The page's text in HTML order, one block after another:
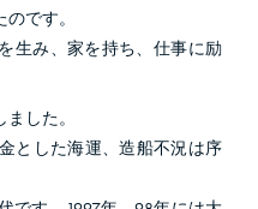
です。
生み、家を持ち、仕事に励
した。
とした海運、造船不況は序